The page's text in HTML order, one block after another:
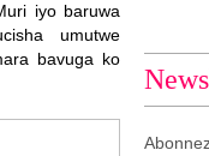
iyo baruwa
umutwe
bavuga ko